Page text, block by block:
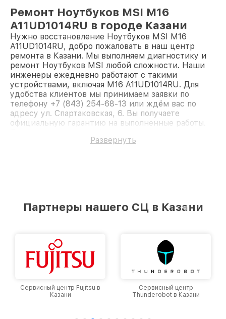
Ремонт Ноутбуков MSI M16
A11UD1014RU в городе Казани
Нужно восстановление Ноутбуков MSI M16
A11UD1014RU, добро пожаловать в наш центр
ремонта в Казани. Мы выполняем диагностику и
ремонт Ноутбуков MSI любой сложности. Наши
инженеры ежедневно работают с такими
устройствами, включая M16 A11UD1014RU. Для
удобства клиентов мы принимаем заявки по
телефону +7 (843) 254-68-13 или ждём вас по
адресу ул. Спартаковская, 6. Вы получаете
официальную гарантию на выполненные работы.
Развернуть
Партнеры нашего СЦ в Казани
Сервисный центр Fujitsu в
Казани
Сервисный центр
Thunderobot в Казани